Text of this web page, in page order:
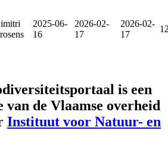
2025-06-
16
2026-02-
17
2026-02-
17
is een
van de Vlaamse overheid
Instituut voor Natuur- en